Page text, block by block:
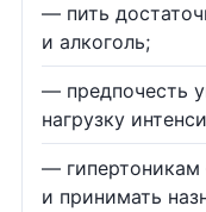
— пить
и алкоголь;
— предпочесть
нагрузку
— гипертоникам
и принимать